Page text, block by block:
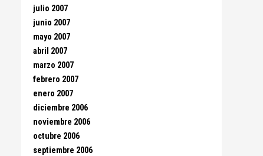
julio 2007
junio 2007
mayo 2007
abril 2007
marzo 2007
febrero 2007
enero 2007
diciembre 2006
noviembre 2006
octubre 2006
septiembre 2006